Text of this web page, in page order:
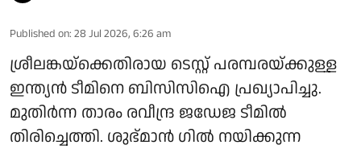
Published on: 28 Jul 2026, 6:26 am
ശ്രീലങ്കയ്‌ക്കെതിരായ ടെസ്റ്റ് പരമ്പരയ്ക്കുള്ള
ഇന്ത്യൻ ടീമിനെ ബിസിസിഐ പ്രഖ്യാപിച്ചു.
മുതിർന്ന താരം രവീന്ദ്ര ജഡേജ ടീമിൽ
തിരിച്ചെത്തി. ശുഭ്മാൻ ഗിൽ നയിക്കുന്ന